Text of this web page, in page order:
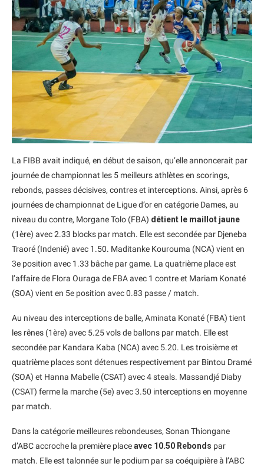
La FIBB avait indiqué, en début de saison, qu’elle annoncerait par
journée de championnat les 5 meilleurs athlètes en scorings,
rebonds, passes décisives, contres et interceptions. Ainsi, après 6
journées de championnat de Ligue d’or en catégorie Dames, au
niveau du contre, Morgane Tolo (FBA) détient le maillot jaune
(1ère) avec 2.33 blocks par match. Elle est secondée par Djeneba
Traoré (Indenié) avec 1.50. Maditanke Kourouma (NCA) vient en
3e position avec 1.33 bâche par game. La quatrième place est
l’affaire de Flora Ouraga de FBA avec 1 contre et Mariam Konaté
(SOA) vient en 5e position avec 0.83 passe / match.
Au niveau des interceptions de balle, Aminata Konaté (FBA) tient
les rênes (1ère) avec 5.25 vols de ballons par match. Elle est
secondée par Kandara Kaba (NCA) avec 5.20. Les troisième et
quatrième places sont détenues respectivement par Bintou Dramé
(SOA) et Hanna Mabelle (CSAT) avec 4 steals. Massandjé Diaby
(CSAT) ferme la marche (5e) avec 3.50 interceptions en moyenne
par match.
Dans la catégorie meilleures rebondeuses, Sonan Thiongane
d’ABC accroche la première placeavec 10.50 Rebonds par
match. Elle est talonnée sur le podium par sa coéquipière à l’ABC